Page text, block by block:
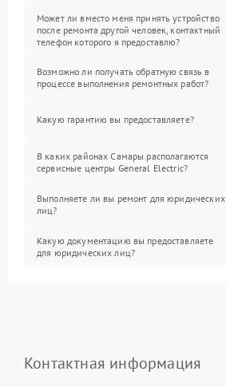
Может ли вместо меня принять устройство
после ремонта другой человек, контактный
телефон которого я предоставлю?
Возможно ли получать обратную связь в
процессе выполнения ремонтных работ?
Какую гарантию вы предоставляете?
В каких районах Самары располагаются
сервисные центры General Electric?
Выполняете ли вы ремонт для юридических
лиц?
Какую документацию вы предоставляете
для юридических лиц?
Контактная информация